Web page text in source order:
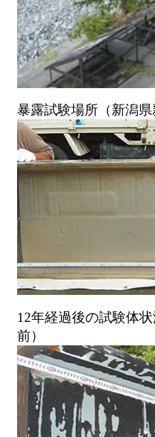
暴露試験場所（新潟県
12年経過後の試験体
前）